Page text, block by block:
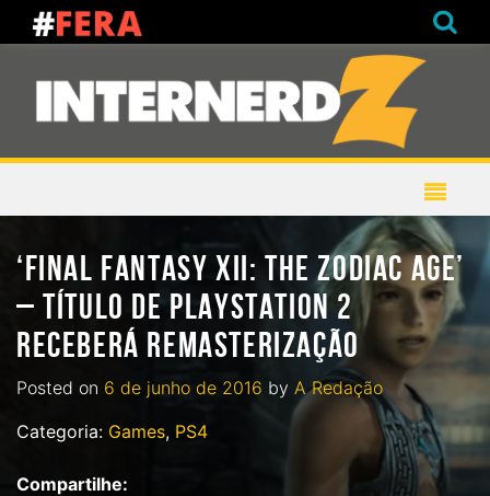
‘FINAL FANTASY XII: THE ZODIAC AGE’
– TÍTULO DE PLAYSTATION 2
RECEBERÁ REMASTERIZAÇÃO
Posted on 6 de junho de 2016 by A Redação
Categoria: Games, PS4
Compartilhe: